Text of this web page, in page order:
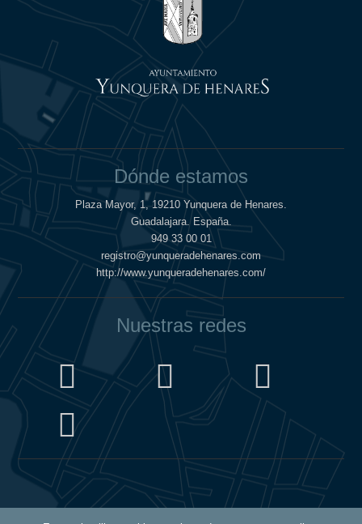
Dónde estamos
Plaza Mayor, 1, 19210 Yunquera de Henares.
Guadalajara. España.
949 33 00 01
registro@yunqueradehenares.com
http://www.yunqueradehenares.com/
Nuestras redes
Política de Cookies